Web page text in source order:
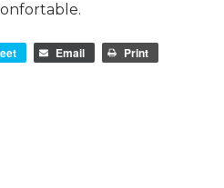
Email Print